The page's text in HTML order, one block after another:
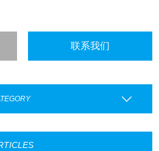
联系我们